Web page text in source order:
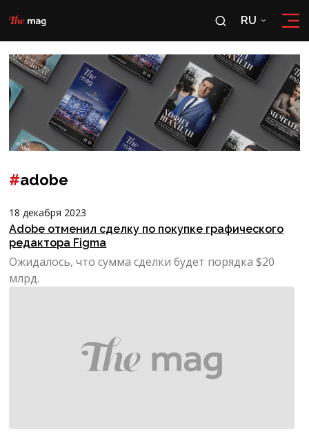
RU
RU
OʻZ
#adobe
18 декабря 2023
Adobe отменил сделку по покупке графического
редактора Figma
Ожидалось, что сумма сделки будет порядка $20
млрд.